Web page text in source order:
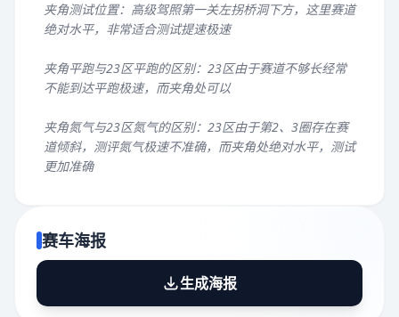
夹角测试位置：高级驾照第一关左拐桥洞下方，这里赛道
绝对水平，非常适合测试提速极速
夹角平跑与23区平跑的区别：23区由于赛道不够长经常
不能到达平跑极速，而夹角处可以
夹角氮气与23区氮气的区别：23区由于第2、3圈存在赛
道倾斜，测评氮气极速不准确，而夹角处绝对水平，测试
更加准确
赛车海报
生成海报